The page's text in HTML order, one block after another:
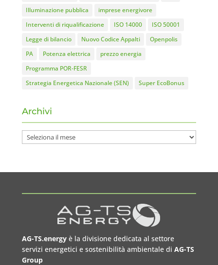
Illuminazione pubblica
imprese energivore
Interventi di riqualificazione
ISO 14000
ISO 50001
Legge di bilancio
Nuovo Codice Appalti
Openpolis
PA
Potenza elettrica
prezzo energia
Programma POR-FESR
Strategia Energetica Nazionale (SEN)
Super EcoBonus
Archivi
Archivi
AG-TS.energyè la divisione dedicata al settore
servizi energetici e sostenibilità ambientale di AG-TS
Group